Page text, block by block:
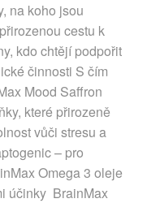
na koho jsou
cestu k
kdo chtějí podpořit
činnosti S čím
Mood Saffron
které přirozeně
vůči stresu a
– pro
Omega 3 oleje
účinky BrainMax